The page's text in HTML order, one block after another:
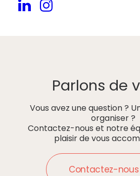
Parlons de
Vous avez une question ?
organiser ?
Contactez-nous et notre
plaisir de vous
Contactez-